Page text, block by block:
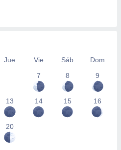
Jue Vie Sáb
Dom
7
8 9
13 14 15 16
20